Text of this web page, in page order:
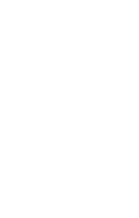
Desa Lewi
Muncang, Ketua
Kerja
Tingkat Desa
Lebak, Provinsi
setiap